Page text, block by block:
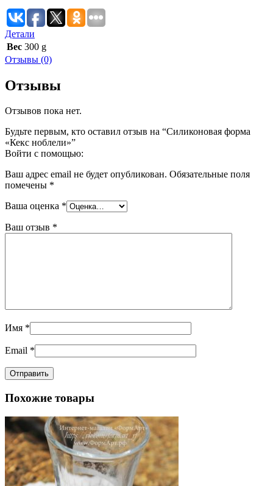
Детали
Вес 300 g
Отзывы (0)
Отзывы
Отзывов пока нет.
Будьте первым, кто оставил отзыв на “Силиконовая форма
«Кекс ноблели»”
Войти с помощью:
Ваш адрес email не будет опубликован. Обязательные поля
помечены *
Ваша оценка *
Ваш отзыв *
Имя *
Email *
Похожие товары